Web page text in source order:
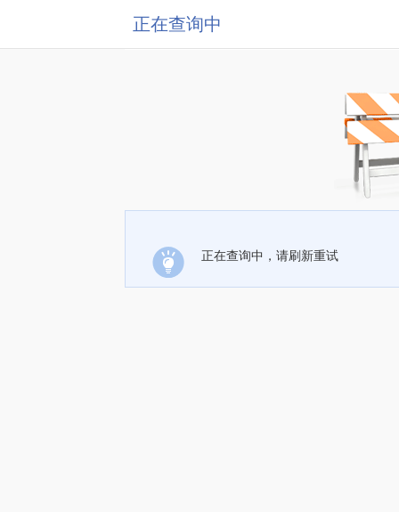
正在查询中
正在查询中，请刷新重试